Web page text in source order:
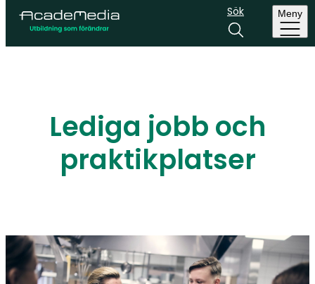
Sök Meny
Lediga jobb och
praktikplatser